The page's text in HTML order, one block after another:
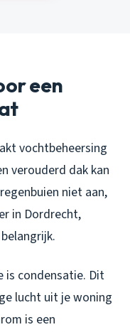
een
vochtbeheersing
verouderd dak kan
niet aan,
in Dordrecht,
condensatie. Dit
lucht uit je woning
is een